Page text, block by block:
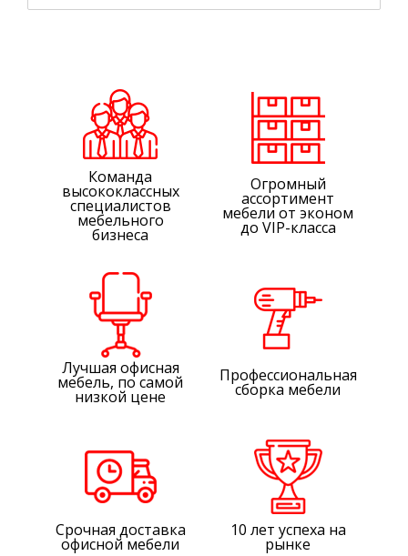
Команда
высококлассных
специалистов
мебельного
бизнеса
Огромный
ассортимент
мебели от эконом
до VIP-класса
Лучшая офисная
мебель, по самой
низкой цене
Профессиональная
сборка мебели
Срочная доставка
офисной мебели
10 лет успеха на
рынке